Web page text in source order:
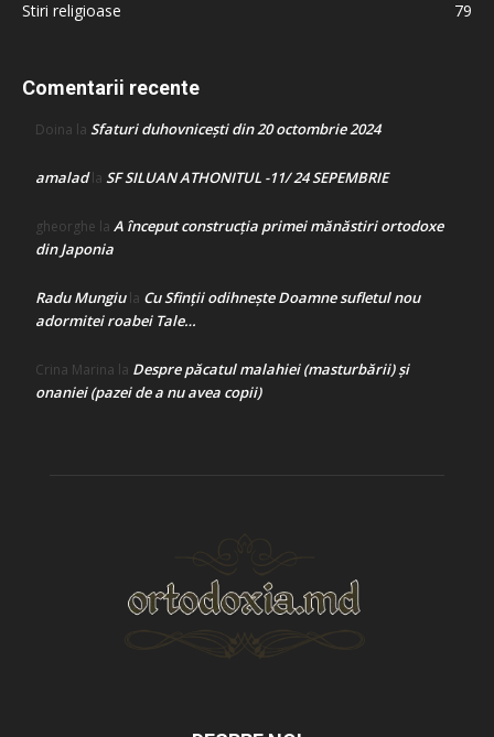
Stiri religioase
79
Comentarii recente
Doina la Sfaturi duhovnicești din 20 octombrie 2024
amaladla SF SILUAN ATHONITUL -11/ 24 SEPEMBRIE
gheorghe la A început construcţia primei mănăstiri ortodoxe
din Japonia
Radu Mungiula Cu Sfinții odihnește Doamne sufletul nou
adormitei roabei Tale…
Crina Marina la Despre păcatul malahiei (masturbării) şi
onaniei (pazei de a nu avea copii)